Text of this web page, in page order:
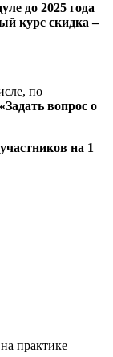
до 2025 года
курс скидка –
по
«Задать вопрос о
на 1
практике